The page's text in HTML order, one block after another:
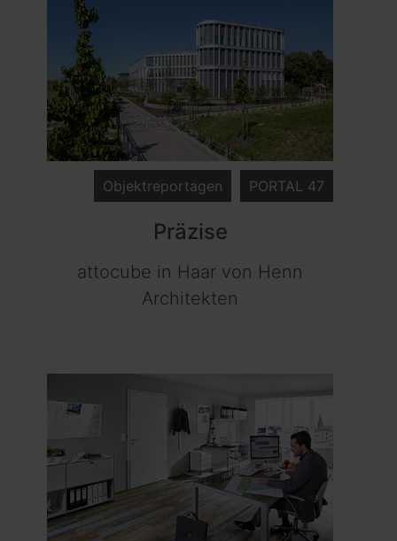
PORTAL 47
Objektreportagen
Präzise
attocube in Haar von Henn
Architekten